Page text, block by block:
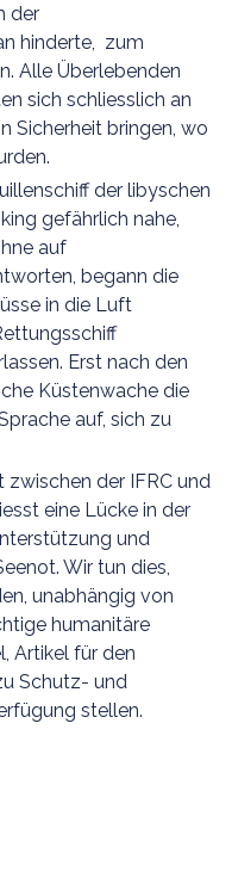
der
hinderte, zum
Alle Überlebenden
sich schliesslich an
Sicherheit bringen, wo
der libyschen
gefährlich nahe,
auf
begann die
in die Luft
Erst nach den
Küstenwache die
auf, sich zu
der IFRC und
eine Lücke in der
und
Wir tun dies,
unabhängig von
humanitäre
Artikel für den
Schutz- und
stellen.